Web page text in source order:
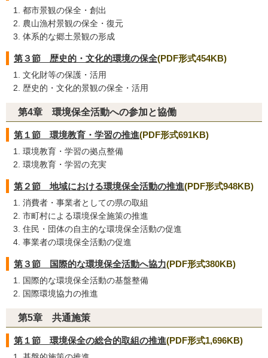
都市景観の保全・創出
農山漁村景観の保全・復元
体系的な郷土景観の形成
第３節 歴史的・文化的環境の保全(PDF形式454KB)
文化財等の保護・活用
歴史的・文化的景観の保全・活用
第4章 環境保全活動への参加と協働
第１節 環境教育・学習の推進(PDF形式691KB)
環境教育・学習の拠点整備
環境教育・学習の充実
第２節 地域における環境保全活動の推進(PDF形式948KB)
消費者・事業者としての県の取組
市町村による環境保全施策の推進
住民・団体の自主的な環境保全活動の促進
事業者の環境保全活動の促進
第３節 国際的な環境保全活動へ協力(PDF形式380KB)
国際的な環境保全活動の基盤整備
国際環境協力の推進
第5章 共通施策
第１節 環境保全の総合的取組の推進(PDF形式1,696KB)